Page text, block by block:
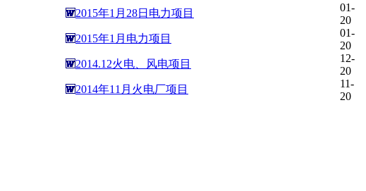
2015年1月28日电力项目
01-
20
2015年1月电力项目
01-
20
2014.12火电、风电项目
12-
20
2014年11月火电厂项目
11-
20